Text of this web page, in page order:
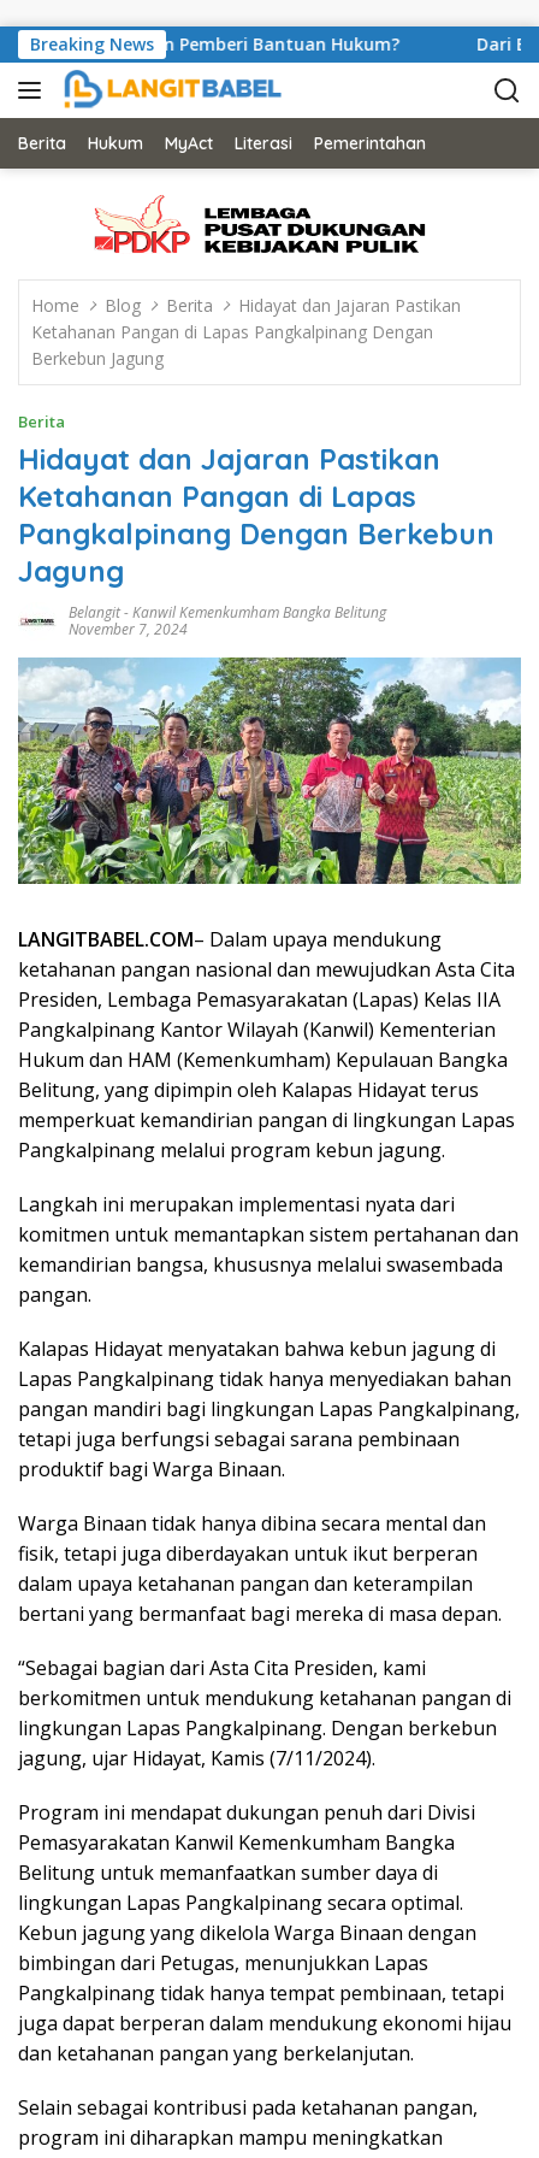
Breaking News
Peran Pemberi Bantuan Hukum? Dari Balik
Berita Hukum MyAct Literasi Pemerintahan
Home Blog Berita
Hidayat dan Jajaran Pastikan
Ketahanan Pangan di Lapas Pangkalpinang Dengan
Berkebun Jagung
Berita
Hidayat dan Jajaran Pastikan
Ketahanan Pangan di Lapas
Pangkalpinang Dengan Berkebun
Jagung
Belangit-Kanwil Kemenkumham Bangka Belitung
November 7, 2024
LANGITBABEL.COM– Dalam upaya mendukung
ketahanan pangan nasional dan mewujudkan Asta Cita
Presiden, Lembaga Pemasyarakatan (Lapas) Kelas IIA
Pangkalpinang Kantor Wilayah (Kanwil) Kementerian
Hukum dan HAM (Kemenkumham) Kepulauan Bangka
Belitung, yang dipimpin oleh Kalapas Hidayat terus
memperkuat kemandirian pangan di lingkungan Lapas
Pangkalpinang melalui program kebun jagung.
Langkah ini merupakan implementasi nyata dari
komitmen untuk memantapkan sistem pertahanan dan
kemandirian bangsa, khususnya melalui swasembada
pangan.
Kalapas Hidayat menyatakan bahwa kebun jagung di
Lapas Pangkalpinang tidak hanya menyediakan bahan
pangan mandiri bagi lingkungan Lapas Pangkalpinang,
tetapi juga berfungsi sebagai sarana pembinaan
produktif bagi Warga Binaan.
Warga Binaan tidak hanya dibina secara mental dan
fisik, tetapi juga diberdayakan untuk ikut berperan
dalam upaya ketahanan pangan dan keterampilan
bertani yang bermanfaat bagi mereka di masa depan.
“Sebagai bagian dari Asta Cita Presiden, kami
berkomitmen untuk mendukung ketahanan pangan di
lingkungan Lapas Pangkalpinang. Dengan berkebun
jagung, ujar Hidayat, Kamis (7/11/2024).
Program ini mendapat dukungan penuh dari Divisi
Pemasyarakatan Kanwil Kemenkumham Bangka
Belitung untuk memanfaatkan sumber daya di
lingkungan Lapas Pangkalpinang secara optimal.
Kebun jagung yang dikelola Warga Binaan dengan
bimbingan dari Petugas, menunjukkan Lapas
Pangkalpinang tidak hanya tempat pembinaan, tetapi
juga dapat berperan dalam mendukung ekonomi hijau
dan ketahanan pangan yang berkelanjutan.
Selain sebagai kontribusi pada ketahanan pangan,
program ini diharapkan mampu meningkatkan